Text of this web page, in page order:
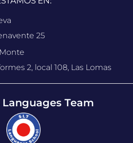
25
2, local 108, Las Lomas
Languages Team